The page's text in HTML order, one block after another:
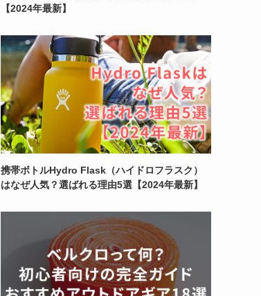
【2024年最新】
携帯ボトルHydro Flask（ハイドロフラスク）
はなぜ人気？選ばれる理由5選【2024年最新】